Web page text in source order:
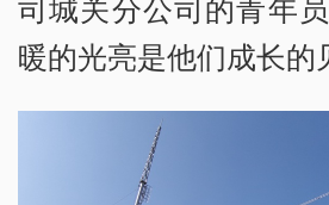
司城关分公司的青年
暖的光亮是他们成长的